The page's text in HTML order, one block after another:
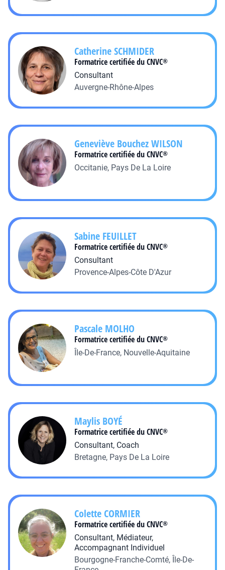
CatherineSCHMIDER
Formatrice certifiée du CNVC®
Consultant
Auvergne-Rhône-Alpes
Geneviève BouchezWILSON
Formatrice certifiée du CNVC®
Occitanie, Pays De La Loire
Sabine FEUILLET
Formatrice certifiée du CNVC®
Consultant
Provence-Alpes-Côte D'Azur
Pascale MOLHO
Formatrice certifiée du CNVC®
Île-De-France, Nouvelle-Aquitaine
Maylis BOYÉ
Formatrice certifiée du CNVC®
Consultant, Coach
Bretagne, Pays De La Loire
ColetteCORMIER
Formatrice certifiée du CNVC®
Consultant, Médiateur,
Accompagnant Individuel
Bourgogne-Franche-Comté, Île-De-